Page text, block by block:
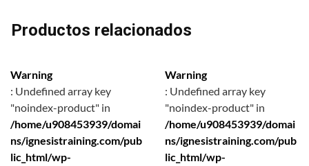
Productos relacionados
Warning
: Undefined array key
"noindex-product" in
/home/u908453939/domai
ns/ignesistraining.com/pub
lic_html/wp-
Warning
: Undefined array key
"noindex-product" in
/home/u908453939/domai
ns/ignesistraining.com/pub
lic_html/wp-